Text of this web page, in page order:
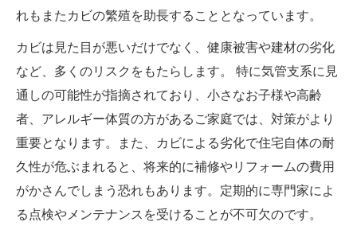
れもまたカビの繁殖を助長することとなっています。
カビは見た目が悪いだけでなく、健康被害や建材の劣化
など、多くのリスクをもたらします。 特に気管支系に見
通しの可能性が指摘されており、小さなお子様や高齢
者、アレルギー体質の方があるご家庭では、対策がより
重要となります。また、カビによる劣化で住宅自体の耐
久性が危ぶまれると、将来的に補修やリフォームの費用
がかさんでしまう恐れもあります。定期的に専門家によ
る点検やメンテナンスを受けることが不可欠のです。